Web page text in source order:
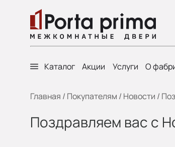
Каталог Акции Услуги О
Главная / Покупателям / Новости /
Поздравляем вас с